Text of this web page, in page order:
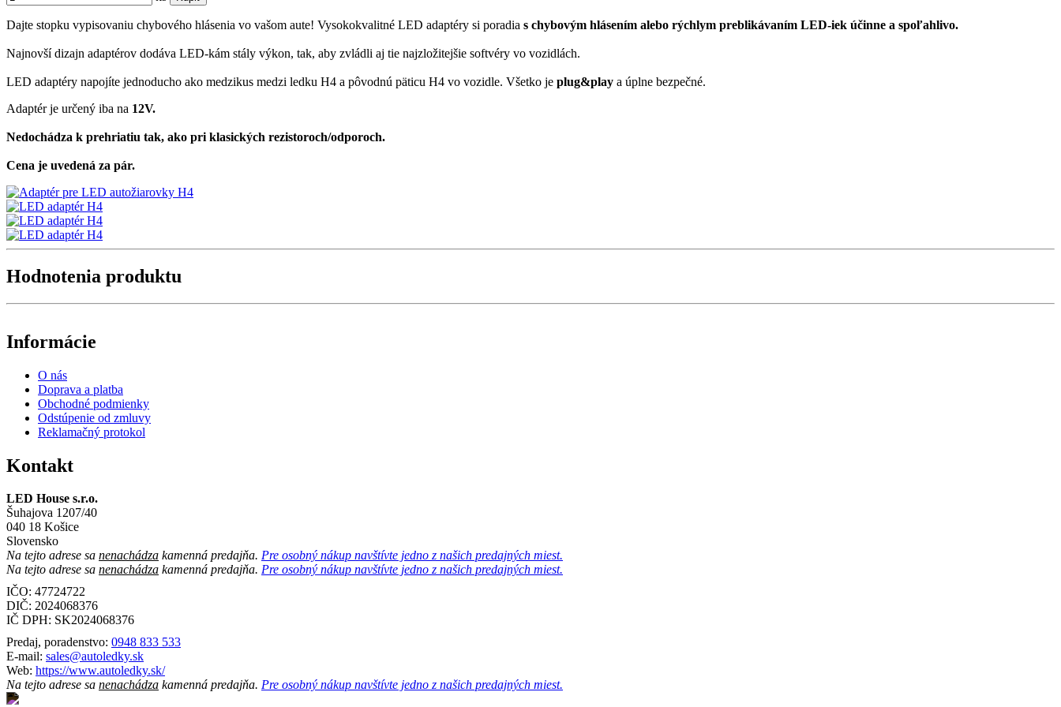
Dajte stopku vypisovaniu chybového hlásenia vo vašom aute! Vysokokvalitné LED adaptéry si poradia s chybovým hlásením alebo rýchlym preblikávaním LED-iek účinne a spoľahlivo.
Najnovší dizajn adaptérov dodáva LED-kám stály výkon, tak, aby zvládli aj tie najzložitejšie softvéry vo vozidlách.
LED adaptéry napojíte jednoducho ako medzikus medzi ledku H4 a pôvodnú päticu H4 vo vozidle. Všetko je plug&play a úplne bezpečné.
Adaptér je určený iba na 12V.
Nedochádza k prehriatiu tak, ako pri klasických rezistoroch/odporoch.
Cena je uvedená za pár.
Hodnotenia produktu
Informácie
O nás
Doprava a platba
Obchodné podmienky
Odstúpenie od zmluvy
Reklamačný protokol
Kontakt
LED House s.r.o.
Šuhajova 1207/40
040 18 Košice
Slovensko
Na tejto adrese sa nenachádza kamenná predajňa. Pre osobný nákup navštívte jedno z našich predajných miest.
Na tejto adrese sa nenachádza kamenná predajňa. Pre osobný nákup navštívte jedno z našich predajných miest.
IČO: 47724722
DIČ: 2024068376
IČ DPH: SK2024068376
Predaj, poradenstvo: 0948 833 533
E-mail: sales@autoledky.sk
Web: https://www.autoledky.sk/
Na tejto adrese sa nenachádza kamenná predajňa. Pre osobný nákup navštívte jedno z našich predajných miest.